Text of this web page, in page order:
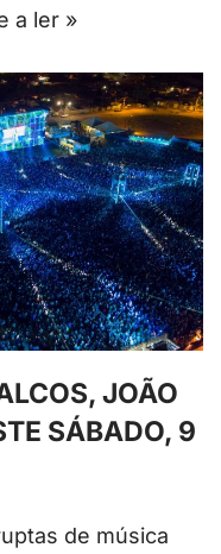
a ler »
JOÃO
SÁBADO, 9
de música